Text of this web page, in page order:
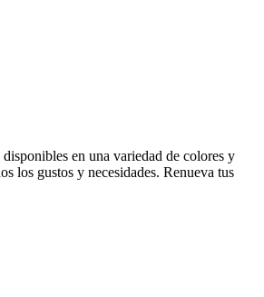
en una variedad de colores y
los gustos y necesidades. Renueva tus